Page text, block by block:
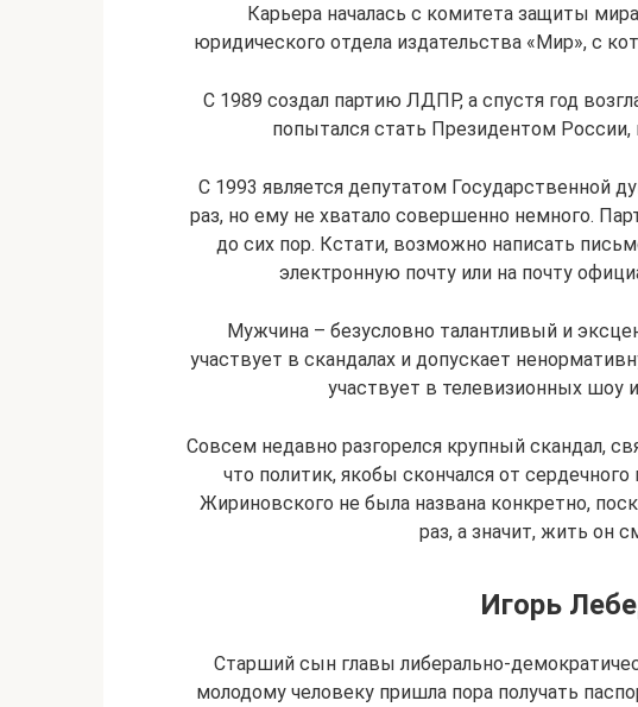
Карьера началась с комитета защиты
юридического отдела издательства «Мир», с
С 1989 создал партию ЛДПР, а спустя год
попытался стать Президентом России,
С 1993 является депутатом Государственной
раз, но ему не хватало совершенно немного.
до сих пор. Кстати, возможно написать
электронную почту или на почту
Мужчина – безусловно талантливый и
участвует в скандалах и допускает
участвует в телевизионных шоу
Совсем недавно разгорелся крупный скандал,
что политик, якобы скончался от
Жириновского не была названа конкретно,
раз, а значит, жить он
Игорь
Старший сын главы либерально-
молодому человеку пришла пора получать